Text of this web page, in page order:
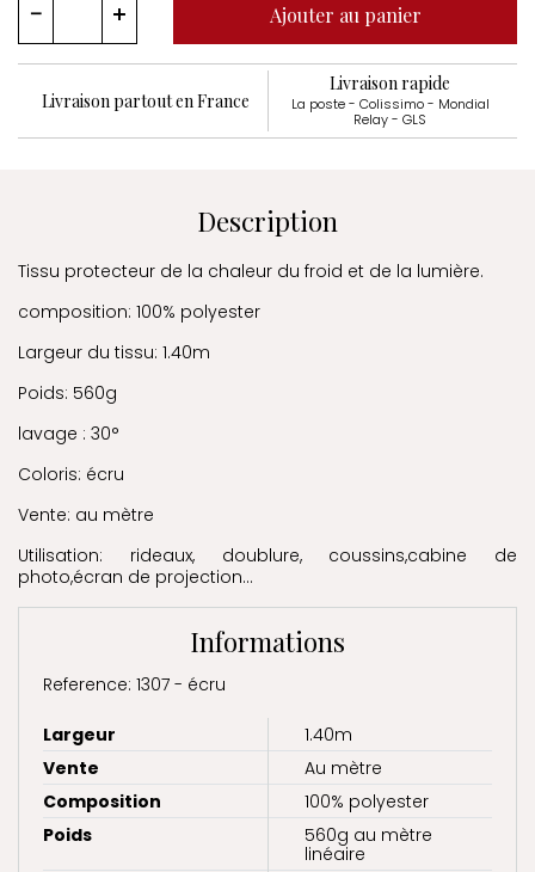
Ajouter au panier
Livraison partout en France
Livraison rapide
La poste - Colissimo - Mondial
Relay - GLS
Description
Tissu protecteur de la chaleur du froid et de la lumière.
composition: 100% polyester
Largeur du tissu: 1.40m
Poids: 560g
lavage : 30°
Coloris: écru
Vente: au mètre
Utilisation: rideaux, doublure, coussins,cabine de
photo,écran de projection...
Informations
Reference: 1307 - écru
Largeur
1.40m
Vente
Au mètre
Composition
100% polyester
Poids
560g au mètre
linéaire